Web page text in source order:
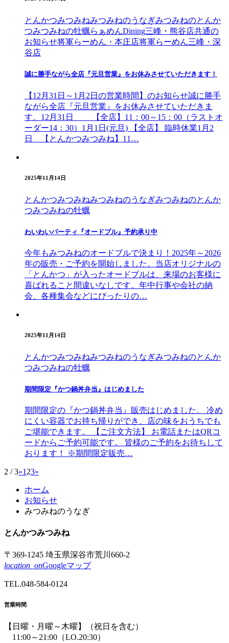
とんかつみつみねみつみねのうなぎみつみねのとんか
つみつみねの牡蠣らぁめんDining三峰・熊谷店共通の
お知らせ将軍らーめん・本庄店将軍らーめん三峰・深
谷店
誠に勝手ながら全店『元旦営業』をお休みさせていただきます！
【12月31日～1月2日の営業時間】のお知らせ誠に勝手
ながら全店『元旦営業』をお休みさせていただきま
す。12月31日 【全店】11：00～15：00（ラストオ
ーダー14：30）1月1日(元旦) 【全店】 臨時休業1月2
日 【とんかつみつみね】11…
2025年11月14日
とんかつみつみねみつみねのうなぎみつみねのとんか
つみつみねの牡蠣
わいわいパーティ『オードブル』予約承り中
今年もみつみねのオードブルで決まり！2025年～2026
年の販売・ご予約を開始しました。当店オリジナルの
「とんかつ」が入ったオードブルは、来場のお客様に
喜ばれること間違いなしです。年中行事や会社の納
会、各種集会などにぴったりの…
2025年11月14日
とんかつみつみねみつみねのうなぎみつみねのとんか
つみつみねの牡蠣
期間限定『かつ鍋丼弁当』はじめました
期間限定の『かつ鍋丼弁当』販売はじめました。 冷め
にくい容器でお持ち帰りができ、店の味をおうちでも
ご堪能できます。 【ご注文方法】 お電話またはQRコ
ードからご予約可能です。 皆様のご予約をお待ちして
おります！ ※期間限定販売…
2 / 3«1 23»
本
の
先
へ
る
頭
戻
る
ホーム
お知らせ
みつみねのうなぎ
とんかつみつみね
〒369-1245 埼玉県深谷市荒川660-2
location_onGoogleマップ
TEL.048-584-0124
営業時間
【日曜・月曜～木曜】
（祝日を含む）
11:00～21:00 （LO.20:30）